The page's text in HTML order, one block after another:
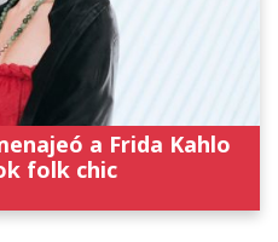
a Frida Kahlo
folk chic